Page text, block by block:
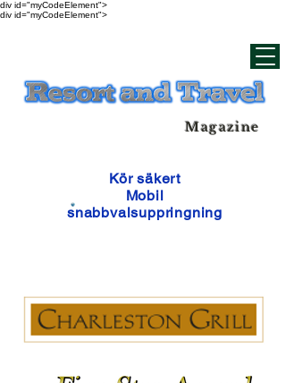
div id="myCodeElement">
div id="myCodeElement">
Magazine
Kör säkert
Mobil
snabbvalsuppringning